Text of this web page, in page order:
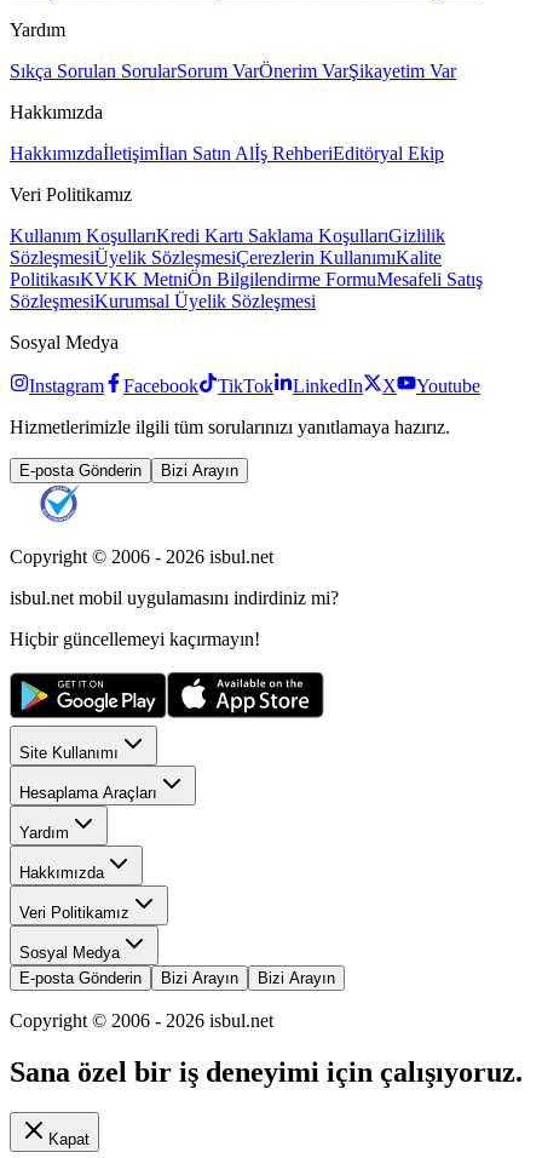
Yardım
Sıkça Sorulan SorularSorum VarÖnerim VarŞikayetim Var
Hakkımızda
Hakkımızdaİletişimİlan Satın Alİş RehberiEditöryal Ekip
Veri Politikamız
Kullanım KoşullarıKredi Kartı Saklama KoşullarıGizlilik
SözleşmesiÜyelik SözleşmesiÇerezlerin KullanımıKalite
PolitikasıKVKK MetniÖn Bilgilendirme FormuMesafeli Satış
SözleşmesiKurumsal Üyelik Sözleşmesi
Sosyal Medya
Instagram Facebook TikTok LinkedIn X
Youtube
Hizmetlerimizle ilgili tüm sorularınızı yanıtlamaya hazırız.
E-posta Gönderin Bizi Arayın
Copyright © 2006 - 2026 isbul.net
isbul.net mobil uygulamasını indirdiniz mi?
Hiçbir güncellemeyi kaçırmayın!
Site Kullanımı
Hesaplama Araçları
Yardım
Hakkımızda
Veri Politikamız
Sosyal Medya
E-posta Gönderin
Bizi Arayın Bizi Arayın
Copyright © 2006 - 2026 isbul.net
Sana özel bir iş deneyimi için çalışıyoruz.
Kapat